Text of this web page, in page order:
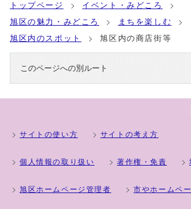
トップページ
イベント・みどころ
旭区の魅力・みどころ
まちを楽しむ
旭区内のスポット
旭区内の商店街等
このページへの別ルート
サイトの使い方 サイトの考え方
個人情報の取り扱い 著作権・免責
旭区ホームページ管理者 市やホームペ